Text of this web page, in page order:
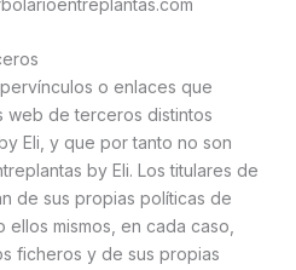
o enlaces que
web de terceros distintos
Eli, y que por tanto no son
by Eli. Los titulares de
de sus propias políticas de
mismos, en cada caso,
ficheros y de sus propias